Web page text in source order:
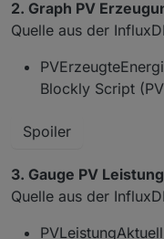
var
2. Graph PV
Quelle aus der
Blockly Script
Spoiler
3. Gauge PV Leistung
Quelle aus der
PVLeistungAktuell